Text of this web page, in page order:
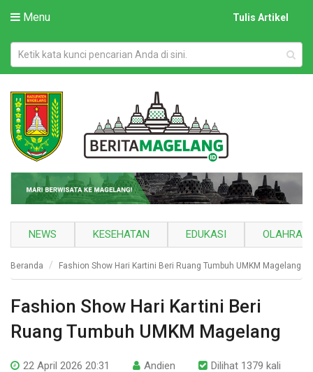
Menu Tulis Artikel
NEWS KESEHATAN EDUKASI
Beranda Fashion Show Hari Kartini Beri Ruang Tumbuh UMKM Magelang
Fashion Show Hari Kartini Beri
Ruang Tumbuh UMKM Magelang
22 April 2026 20:31 Andien Dilihat 1379 kali